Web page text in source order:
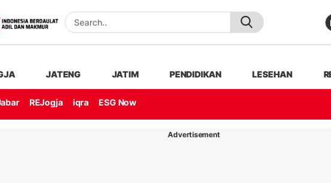
JATENG JATIM PENDIDIKAN LESEHAN
REJogja iqra ESG Now
Advertisement